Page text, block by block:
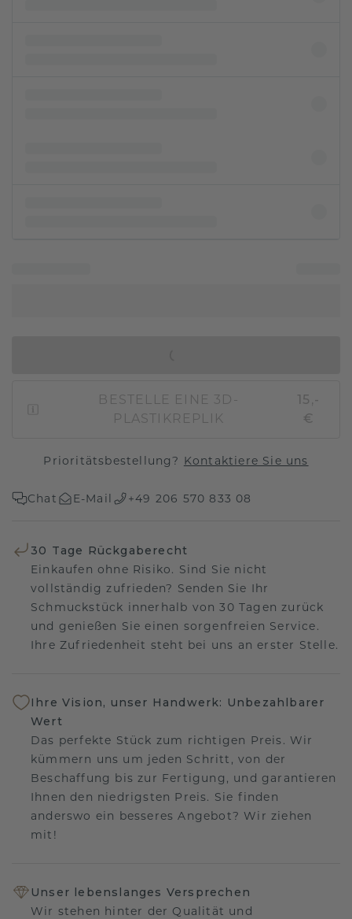
BESTELLE EINE 3D-
PLASTIKREPLIK
15,-
€
Prioritätsbestellung? Kontaktiere Sie uns
Chat E-Mail +49 206 570 833 08
30 Tage Rückgaberecht
Einkaufen ohne Risiko. Sind Sie nicht
vollständig zufrieden? Senden Sie Ihr
Schmuckstück innerhalb von 30 Tagen zurück
und genießen Sie einen sorgenfreien Service.
Ihre Zufriedenheit steht bei uns an erster Stelle.
Ihre Vision, unser Handwerk: Unbezahlbarer
Wert
Das perfekte Stück zum richtigen Preis. Wir
kümmern uns um jeden Schritt, von der
Beschaffung bis zur Fertigung, und garantieren
Ihnen den niedrigsten Preis. Sie finden
anderswo ein besseres Angebot? Wir ziehen
mit!
Unser lebenslanges Versprechen
Wir stehen hinter der Qualität und